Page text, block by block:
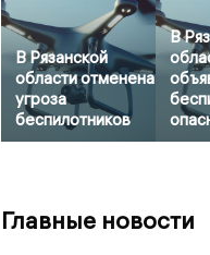
В Рязанской
области отменена
угроза
беспилотников
В
Главные новости